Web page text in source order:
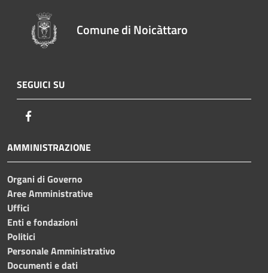
Comune di Noicàttaro
SEGUICI SU
AMMINISTRAZIONE
Organi di Governo
Aree Amministrative
Uffici
Enti e fondazioni
Politici
Personale Amministrativo
Documenti e dati